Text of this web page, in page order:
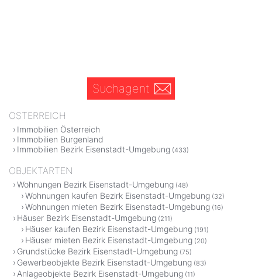
Suchagent
ÖSTERREICH
Immobilien Österreich
Immobilien Burgenland
Immobilien Bezirk Eisenstadt-Umgebung (433)
OBJEKTARTEN
Wohnungen Bezirk Eisenstadt-Umgebung (48)
Wohnungen kaufen Bezirk Eisenstadt-Umgebung (32)
Wohnungen mieten Bezirk Eisenstadt-Umgebung (16)
Häuser Bezirk Eisenstadt-Umgebung (211)
Häuser kaufen Bezirk Eisenstadt-Umgebung (191)
Häuser mieten Bezirk Eisenstadt-Umgebung (20)
Grundstücke Bezirk Eisenstadt-Umgebung (75)
Gewerbeobjekte Bezirk Eisenstadt-Umgebung (83)
Anlageobjekte Bezirk Eisenstadt-Umgebung (11)